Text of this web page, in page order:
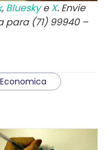
, BlueskyeX. Envie
(71) 99940 –